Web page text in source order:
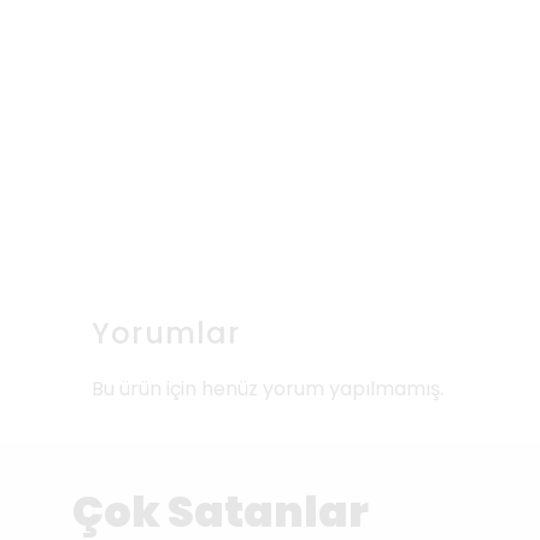
Yorumlar
Bu ürün için henüz yorum yapılmamış.
Çok Satanlar